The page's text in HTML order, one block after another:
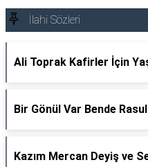
İlahi Sözleri
Ali Toprak Kafirler İçin
Bir Gönül Var Bende
Kazım Mercan Deyiş ve